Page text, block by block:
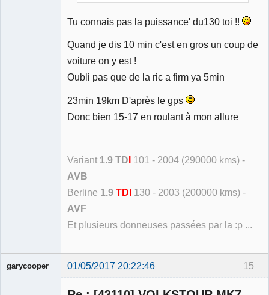
Tu connais pas la puissance' du130 toi !!
Quand je dis 10 min c'est en gros un coup de
voiture on y est !
Oubli pas que de la ric a firm ya 5min
23min 19km D'après le gps
Donc bien 15-17 en roulant à mon allure
Variant 1.9 TD 101 - 2004 (290000 kms) -
AVB
Berline 1.9 TDI 130 - 2003 (200000 kms) -
AVF
Et plusieurs donneuses passées par la :p ...
15
garycooper 01/05/2017 20:22:46